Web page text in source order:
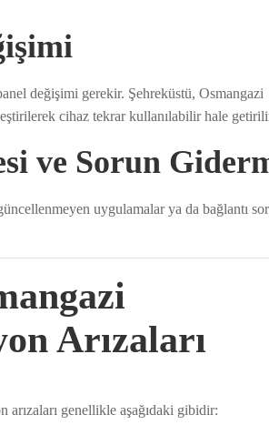
değişimi gerekir. Şehreküstü, Osmangazi
cihaz tekrar kullanılabilir hale
ve Sorun
uygulamalar ya da bağlantı
Arızaları
arızaları genellikle aşağıdaki gibidir: